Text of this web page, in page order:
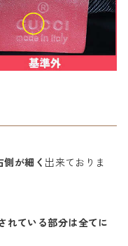
側が細く 出来ておりま
れている部分は全てに